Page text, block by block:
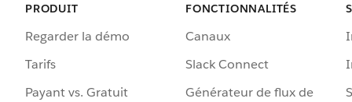
PRODUIT
Regarder la démo
Tarifs
Payant vs. Gratuit
FONCTIONNALITÉS
Canaux
Slack Connect
Générateur de flux de